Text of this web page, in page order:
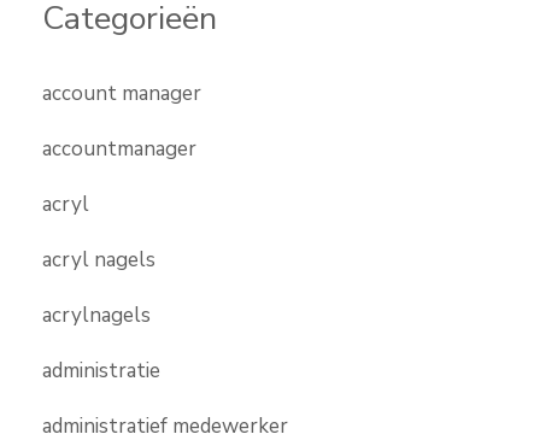
Categorieën
account manager
accountmanager
acryl
acryl nagels
acrylnagels
administratie
administratief medewerker